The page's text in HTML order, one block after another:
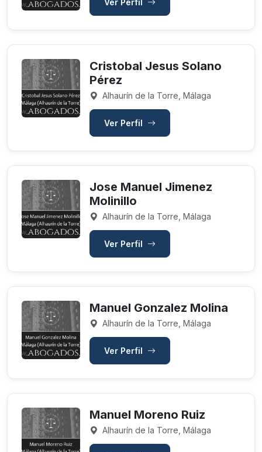
Ver Perfil
Cristobal Jesus Solano
Pérez
Alhaurín de la Torre, Málaga
Ver Perfil
Jose Manuel Jimenez
Molinillo
Alhaurín de la Torre, Málaga
Ver Perfil
Manuel Gonzalez Molina
Alhaurín de la Torre, Málaga
Ver Perfil
Manuel Moreno Ruiz
Alhaurín de la Torre, Málaga